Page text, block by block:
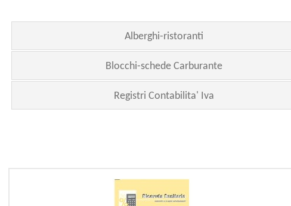
Alberghi-ristoranti
Blocchi-schede Carburante
Registri Contabilita' Iva